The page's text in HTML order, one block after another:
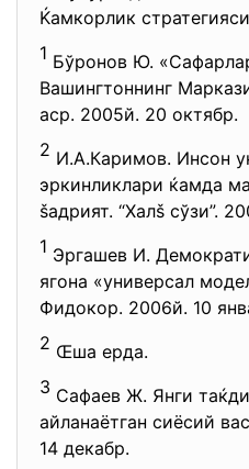
Ќамкорлик
1 Бўронов Ю.
Вашингтоннинг
аср. 2005й. 20 октябр.
2 И.А.Каримов. Инсон
эркинликлари ќамда
šадрият. “Халš сўзи”.
1 Эргашев И.
ягона «универсал
Фидокор. 2006й. 10
2 Œша ерда.
3 Сафаев Ж. Янги
айланаётган сиёсий
14 декабр.